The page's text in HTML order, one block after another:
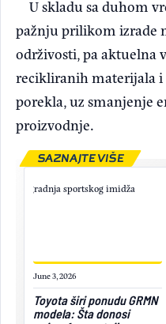
U skladu sa duhom
pažnju prilikom izrade
održivosti, pa aktuelna
recikliranih materijala i
porekla, uz smanjenje
proizvodnje.
June 3, 2026
Toyota širi ponudu GRMN
modela: Šta donosi
SAZNAJTE VIŠE